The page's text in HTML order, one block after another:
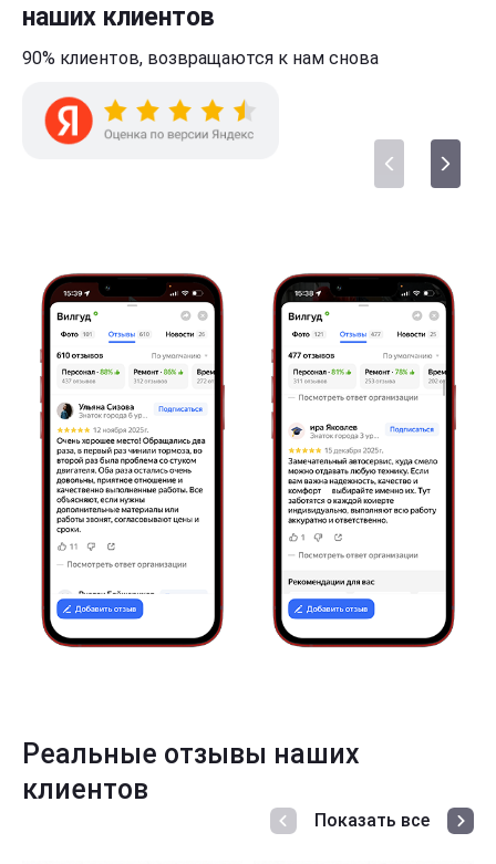
наших клиентов
90% клиентов, возвращаются к нам снова
Реальные отзывы наших
клиентов
Показать все